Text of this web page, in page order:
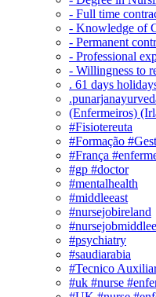
- Full time
- Knowledge of
- Permanent
- Professional
- Willingness to
. 61 days
(Enfermeiros)
#Fisiotereuta
#Formação
#França
#gp #doctor
#mentalhealth
#middleeast
#nursejobireland
#psychiatry
#saudiarabia
#Tecnico
#uk #nurse